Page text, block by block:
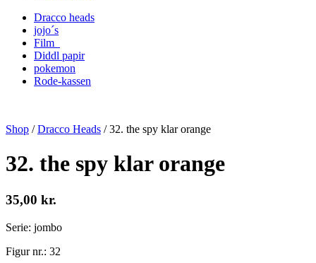
Dracco heads
jojo´s
Film
Diddl papir
pokemon
Rode-kassen
Shop /Dracco Heads /32. the spy klar orange
32. the spy klar orange
35,00 kr.
Serie: jombo
Figur nr.: 32